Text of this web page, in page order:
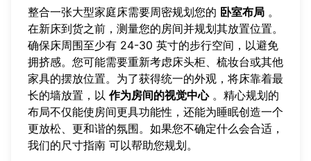
整合一张大型家庭床需要周密规划您的 卧室布局 。
在新床到货之前，测量您的房间并规划其放置位置。
确保床周围至少有 24-30 英寸的步行空间，以避免
拥挤感。您可能需要重新考虑床头柜、梳妆台或其他
家具的摆放位置。为了获得统一的外观，将床靠着最
长的墙放置，以 作为房间的视觉中心。精心规划的
布局不仅能使房间更具功能性，还能为睡眠创造一个
更放松、更和谐的氛围。如果您不确定什么会合适，
我们的尺寸指南 可以帮助您规划。